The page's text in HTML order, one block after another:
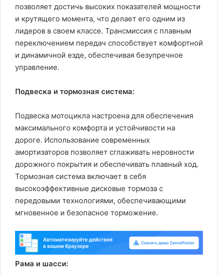
позволяет достичь высоких показателей мощности
и крутящего момента, что делает его одним из
лидеров в своем классе. Трансмиссия с плавным
переключением передач способствует комфортной
и динамичной езде, обеспечивая безупречное
управление.
Подвеска и тормозная система:
Подвеска мотоцикла настроена для обеспечения
максимального комфорта и устойчивости на
дороге. Использование современных
амортизаторов позволяет сглаживать неровности
дорожного покрытия и обеспечивать плавный ход.
Тормозная система включает в себя
высокоэффективные дисковые тормоза с
передовыми технологиями, обеспечивающими
мгновенное и безопасное торможение.
Рама и шасси: